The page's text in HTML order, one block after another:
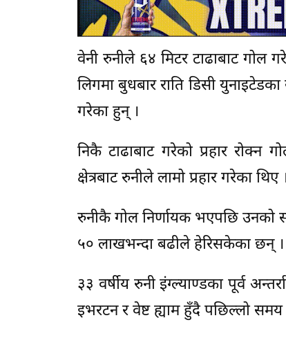
वेनी रुनीले ६४ मिटर टाढाबाट गोल
लिगमा बुधबार राति डिसी
गरेका हुन् ।
निकै टाढाबाट गरेको प्रहार रोक्न
क्षेत्रबाट रुनीले लामो प्रहार गरेका थिए
रुनीकै गोल निर्णायक भएपछि उनको
५० लाखभन्दा बढीले हेरिसकेका छन् ।
३३ वर्षीय रुनी इंग्ल्याण्डका पूर्व
इभरटन र वेष्ट ह्याम हुँदै पछिल्लो